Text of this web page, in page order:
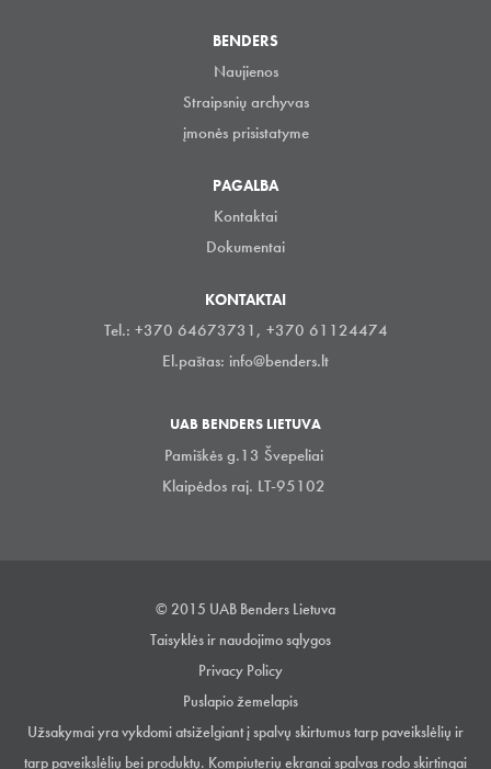
BENDERS
Naujienos
Straipsnių archyvas
įmonės prisistatyme
PAGALBA
Kontaktai
Dokumentai
KONTAKTAI
Tel.: +370 64673731, +370 61124474
El.paštas: info@benders.lt
UAB BENDERS LIETUVA
Pamiškės g.13 Švepeliai
Klaipėdos raj. LT-95102
© 2015 UAB Benders Lietuva
Taisyklės ir naudojimo sąlygos
Privacy Policy
Puslapio žemelapis
Užsakymai yra vykdomi atsiželgiant į spalvų skirtumus tarp paveikslėlių ir
tarp paveikslėlių bei produktų. Kompiuterių ekranai spalvas rodo skirtingai